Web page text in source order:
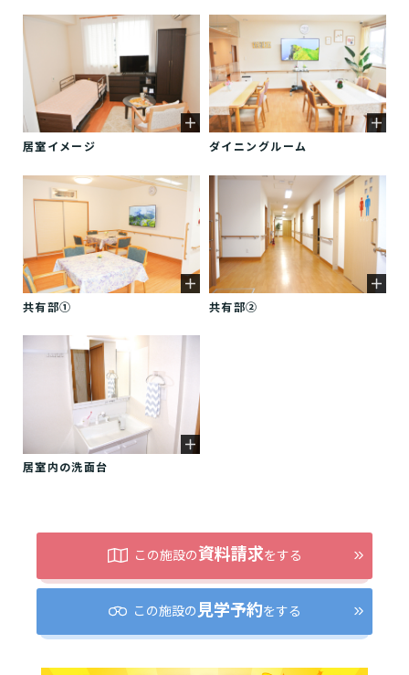
居室イメージ ダイニングルーム
共有部① 共有部②
居室内の洗面台
この施設の資料請求をする
この施設の 見学予約をする